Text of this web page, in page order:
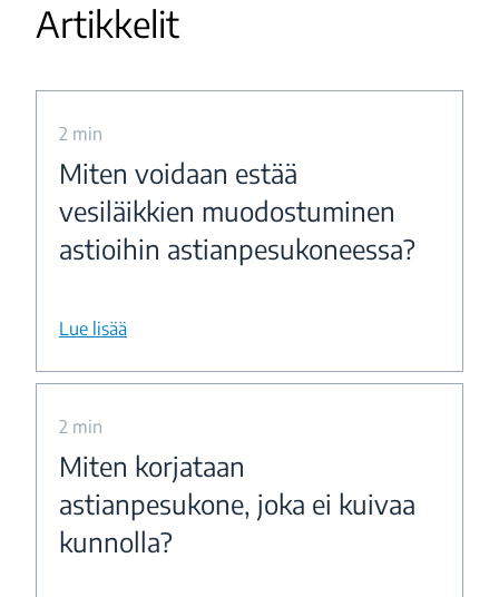
Artikkelit
2 min
Miten voidaan estää
vesiläikkien muodostuminen
astioihin astianpesukoneessa?
Lue lisää
2 min
Miten korjataan
astianpesukone, joka ei kuivaa
kunnolla?